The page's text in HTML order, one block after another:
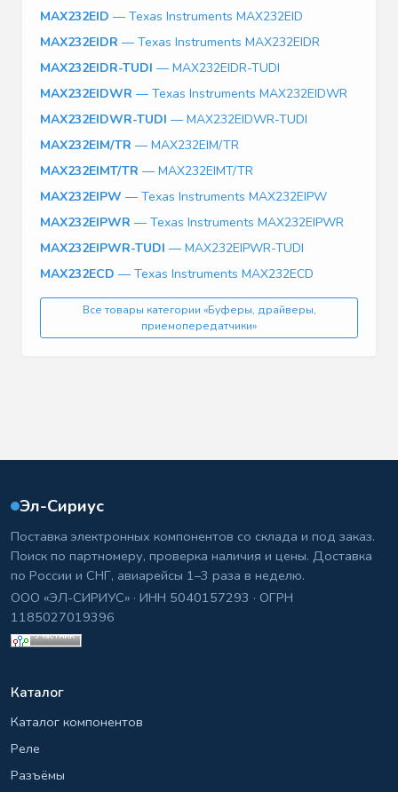
MAX232EID — Texas Instruments MAX232EID
MAX232EIDR — Texas Instruments MAX232EIDR
MAX232EIDR-TUDI — MAX232EIDR-TUDI
MAX232EIDWR — Texas Instruments MAX232EIDWR
MAX232EIDWR-TUDI — MAX232EIDWR-TUDI
MAX232EIM/TR — MAX232EIM/TR
MAX232EIMT/TR — MAX232EIMT/TR
MAX232EIPW — Texas Instruments MAX232EIPW
MAX232EIPWR — Texas Instruments MAX232EIPWR
MAX232EIPWR-TUDI — MAX232EIPWR-TUDI
MAX232ECD — Texas Instruments MAX232ECD
Все товары категории «Буферы, драйверы,
приемопередатчики»
Эл-Сириус
Поставка электронных компонентов со склада и под заказ.
Поиск по партномеру, проверка наличия и цены. Доставка
по России и СНГ, авиарейсы 1–3 раза в неделю.
ООО «ЭЛ-СИРИУС» · ИНН 5040157293 · ОГРН
1185027019396
Каталог
Каталог компонентов
Реле
Разъёмы